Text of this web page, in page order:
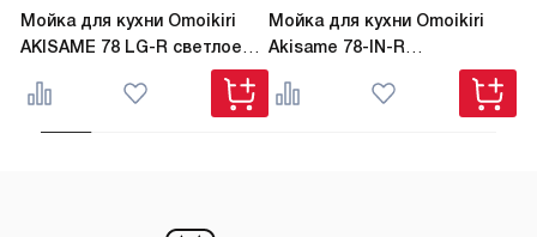
Мойка для кухни Omoikiri
AKISAME 78 LG-R светлое
Мойка для кухни Omoikiri
Akisame 78-IN-R